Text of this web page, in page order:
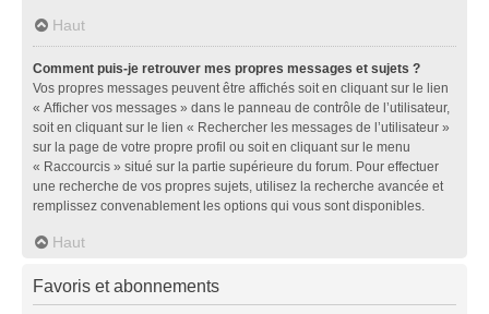
Haut
Comment puis-je retrouver mes propres messages et sujets ?
Vos propres messages peuvent être affichés soit en cliquant sur le lien
« Afficher vos messages » dans le panneau de contrôle de l’utilisateur,
soit en cliquant sur le lien « Rechercher les messages de l’utilisateur »
sur la page de votre propre profil ou soit en cliquant sur le menu
« Raccourcis » situé sur la partie supérieure du forum. Pour effectuer
une recherche de vos propres sujets, utilisez la recherche avancée et
remplissez convenablement les options qui vous sont disponibles.
Haut
Favoris et abonnements